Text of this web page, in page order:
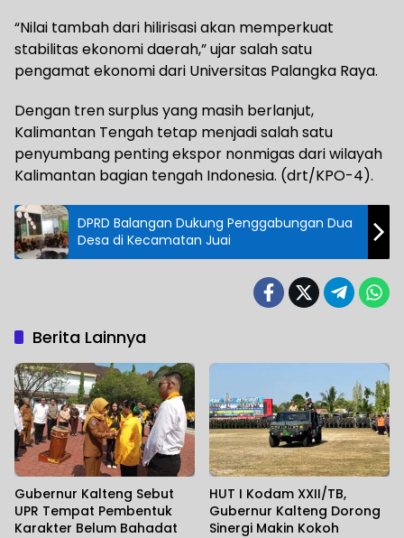
“Nilai tambah dari hilirisasi akan memperkuat
stabilitas ekonomi daerah,” ujar salah satu
pengamat ekonomi dari Universitas Palangka Raya.
Dengan tren surplus yang masih berlanjut,
Kalimantan Tengah tetap menjadi salah satu
penyumbang penting ekspor nonmigas dari wilayah
Kalimantan bagian tengah Indonesia. (drt/KPO-4).
DPRD Balangan Dukung Penggabungan Dua
Desa di Kecamatan Juai
Berita Lainnya
Gubernur Kalteng Sebut
UPR Tempat Pembentuk
Karakter Belum Bahadat
HUT I Kodam XXII/TB,
Gubernur Kalteng Dorong
Sinergi Makin Kokoh